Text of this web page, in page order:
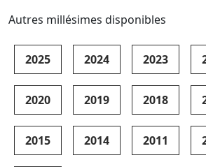
Autres millésimes disponibles
2025 2024 2023
2020 2019 2018
2015 2014 2011